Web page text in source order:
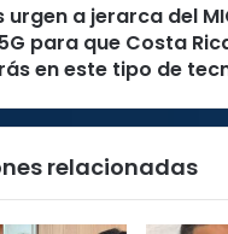
urgen a jerarca del
para que Costa
en este tipo de
relacionadas